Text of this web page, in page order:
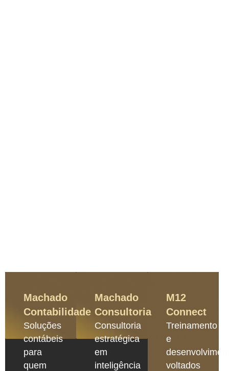
Machado
Contabilidade
Soluções
contábeis
para
quem
Machado
Consultoria
Consultoria
estratégica
em
inteligência
M12
Connect
Treinamento
e
voltados